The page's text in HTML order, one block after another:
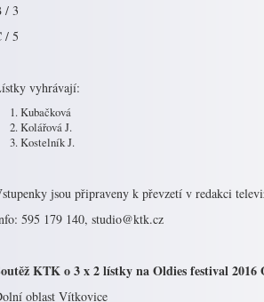
/ 3
/ 5
vyhrávají:
Kubačková
Kolářová J.
Kostelník J.
jsou připraveny k převzetí v redakci
595 179 140, studio@ktk.cz
KTK o 3 x 2 lístky na Oldies festival 2016
oblast Vítkovice